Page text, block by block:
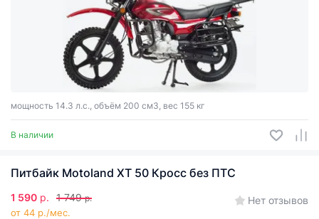
мощность 14.3 л.с., объём 200 см3, вес 155 кг
В наличии
Питбайк Motoland ХТ 50 Кросс без ПТС
1 590 р. 1 749 р.
от 44 р./мес.
Нет отзывов